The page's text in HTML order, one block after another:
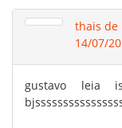
thais de
14/07/
gustavo leia